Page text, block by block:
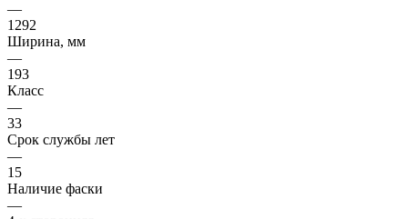
—
1292
Ширина, мм
—
193
Класс
—
33
Срок службы лет
—
15
Наличие фаски
—